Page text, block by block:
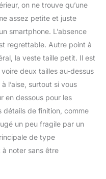
on ne trouve qu’une
assez petite et juste
smartphone. L’absence
regrettable. Autre point à
la veste taille petit. Il est
deux tailles au-dessus
l’aise, surtout si vous
en dessous pour les
détails de finition, comme
un peu fragile par un
de type
noter sans être